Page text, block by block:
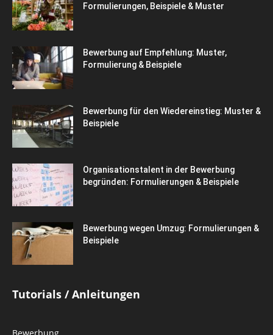
Formulierungen, Beispiele & Muster
Bewerbung auf Empfehlung: Muster,
Formulierung & Beispiele
Bewerbung für den Wiedereinstieg: Muster &
Beispiele
Organisationstalent in der Bewerbung
begründen: Formulierungen & Beispiele
Bewerbung wegen Umzug: Formulierungen &
Beispiele
Tutorials / Anleitungen